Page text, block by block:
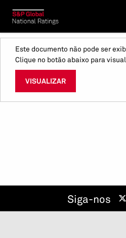
Este documento não pode ser
Clique no botão abaixo para
VISUALIZAR
Siga-nos